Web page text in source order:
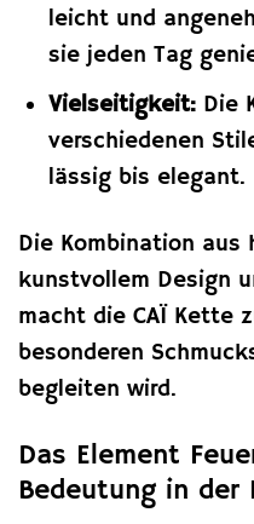
leicht und
sie jeden Tag
Vielseitigkeit:Die
verschiedenen
lässig bis elegant.
Die Kombination aus
kunstvollem Design
macht die CAÏ Kette
besonderen
begleiten wird.
Das Element
Bedeutung in der